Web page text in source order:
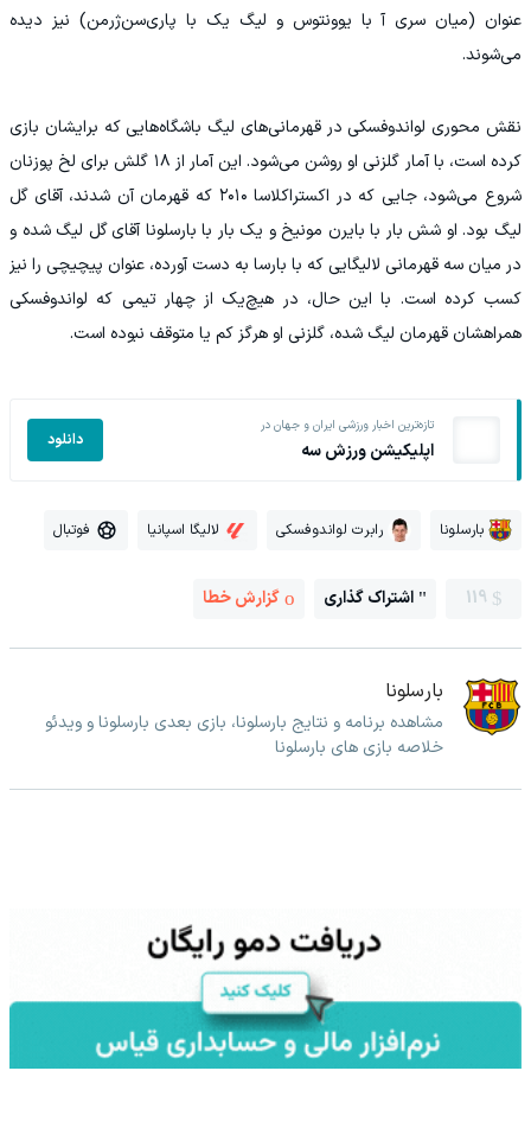
عنوان (میان سری‌ آ با یوونتوس و لیگ یک با پاری‌سن‌ژرمن) نیز دیده
می‌شوند.
نقش محوری لواندوفسکی در قهرمانی‌های لیگ باشگاه‌هایی که برایشان بازی
کرده است، با آمار گلزنی او روشن می‌شود. این آمار از ۱۸ گلش برای لخ پوزنان
شروع می‌شود، جایی که در اکستراکلاسا ۲۰۱۰ که قهرمان آن شدند، آقای گل
لیگ بود. او شش بار با بایرن مونیخ و یک بار با بارسلونا آقای گل لیگ شده و
در میان سه قهرمانی لالیگایی که با بارسا به دست آورده، عنوان پیچیچی را نیز
کسب کرده است. با این حال، در هیچ‌یک از چهار تیمی که لواندوفسکی
همراهشان قهرمان لیگ شده، گلزنی او هرگز کم یا متوقف نبوده است.
تازه‌ترین اخبار ورزشی ایران و جهان در
اپلیکیشن ورزش سه دانلود
بارسلونا رابرت لواندوفسکی لالیگا اسپانیا فوتبال
119 اشتراک گذاری گزارش خطا
بارسلونا
مشاهده برنامه و نتایج بارسلونا، بازی بعدی بارسلونا و ویدئو
خلاصه بازی های بارسلونا